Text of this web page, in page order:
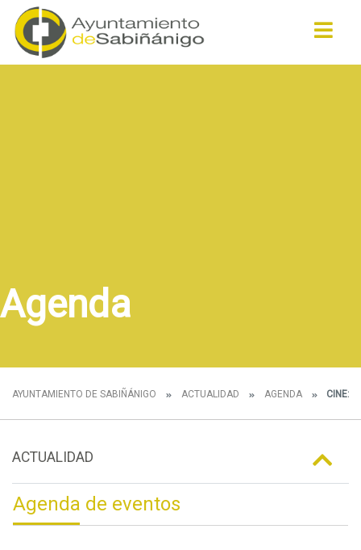
Agenda
AYUNTAMIENTO DE SABIÑÁNIGO ACTUALIDAD AGENDA CINE:
ACTUALIDAD
Agenda de eventos